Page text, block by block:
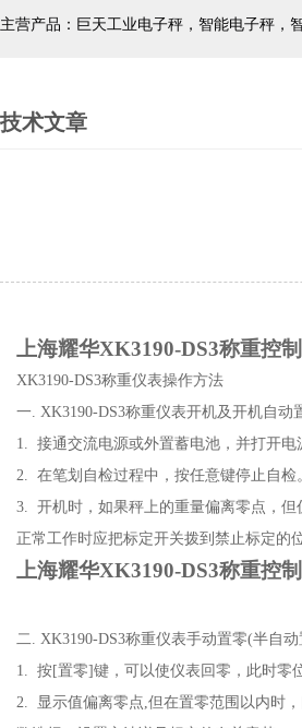
技术文章
上海耀华XK3190-DS3称重控
XK3190-DS3称重仪表操作方法
一. XK3190-DS3称重仪表开机及开机自动
1. 接通交流电源或外置蓄电池，并打开电
2. 在笔划自检过程中，按任意键停止自检
3. 开机时，如果秤上的重量偏离零点，
正常工作时应把标定开关拨到禁止标定的位
上海耀华XK3190-DS3称重控
二. XK3190-DS3称重仪表手动置零(半自动
1. 按[置零]键，可以使仪表回零，此时零
2. 显示值偏离零点,但在置零范围以内时